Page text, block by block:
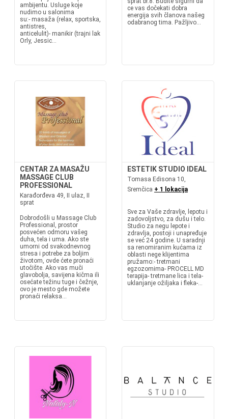
ambijentu. Usluge koje
nudimo u salonima
su:- masaža (relax, sportska,
antistres,
anticelulit)- manikir (trajni lak
Orly, Jessic...
ce vas dočekati dobra
energija svih članova našeg
odabranog tima. Pažljivo...
CENTAR ZA MASAŽU
MASSAGE CLUB
PROFESSIONAL
Karađorđeva 49, II ulaz, II
sprat
Dobrodošli u Massage Club
Professional, prostor
posvećen odmoru vašeg
duha, tela i uma. Ako ste
umorni od svakodnevnog
stresa i potrebe za boljim
životom, ovde ćete pronaći
utočište. Ako vas muči
glavobolja, savijena kičma ili
osećate težinu tuge i čežnje,
ovo je mesto gde možete
pronaći relaksa...
ESTETIK STUDIO IDEAL
Tomasa Edisona 10,
Sremčica + 1 lokacija
Sve za Vaše zdravlje, lepotu i
zadovoljstvo, za dušu i telo.
Studio za negu lepote i
zdravlja, postoji i unapređuje
se već 24 godine. U saradnji
sa renomiranim kućama iz
oblasti nege klijentima
pružamo:- tretmani
egzozomima- PROCELL MD
terapija- tretmane lica i tela-
uklanjanje ožiljaka i fleka-...